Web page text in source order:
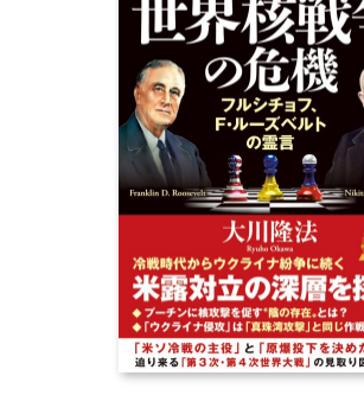
CD
DVD・ブルーレイ
雑貨
外国語